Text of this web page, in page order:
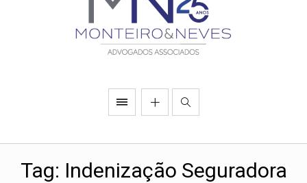
Tag: Indenização Seguradora